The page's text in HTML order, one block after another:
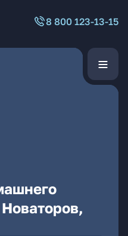
8 800 123-13-15